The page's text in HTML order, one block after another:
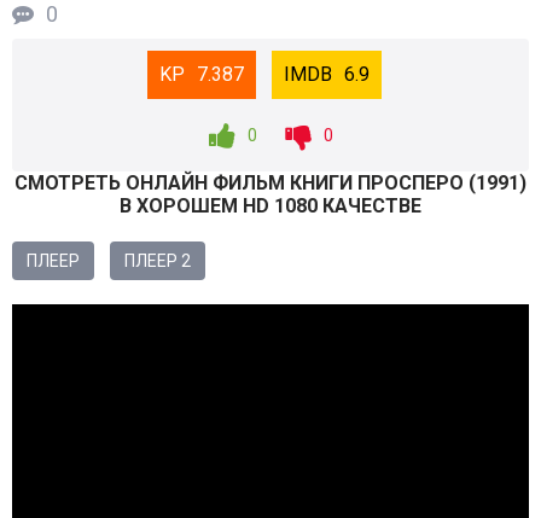
0
7.387 6.9
0 0
СМОТРEТЬ ОНЛАЙН ФИЛЬМ КНИГИ ПРОСПЕРО (1991)
В ХОРОШЕМ HD 1080 КАЧЕСТВЕ
ПЛЕЕР ПЛЕЕР 2